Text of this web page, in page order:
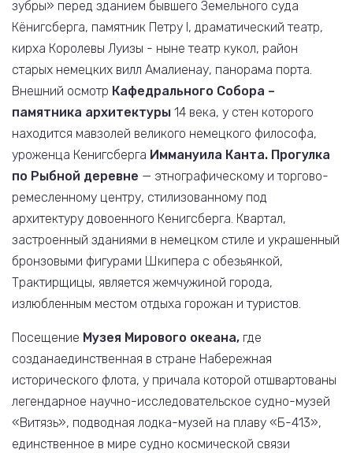
зубры» перед зданием бывшего Земельного суда
Кёнигсберга, памятник Петру I, драматический театр,
кирха Королевы Луизы - ныне театр кукол, район
старых немецких вилл Амалиенау, панорама порта.
Внешний осмотр Кафедрального Собора –
памятника архитектуры 14 века, у стен которого
находится мавзолей великого немецкого философа,
уроженца Кенигсберга Иммануила Канта. Прогулка
по Рыбной деревне — этнографическому и торгово-
ремесленному центру, стилизованному под
архитектуру довоенного Кенигсберга. Квартал,
застроенный зданиями в немецком стиле и украшенный
бронзовыми фигурами Шкипера с обезьянкой,
Трактирщицы, является жемчужиной города,
излюбленным местом отдыха горожан и туристов.
Посещение Музея Мирового океана, где
созданаединственная в стране Набережная
исторического флота, у причала которой отшвартованы
легендарное научно-исследовательское судно-музей
«Витязь», подводная лодка-музей на плаву «Б-413»,
единственное в мире судно космической связи